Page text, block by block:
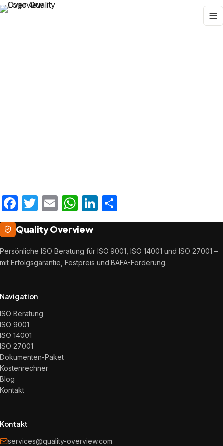
Facebook
Twitter
EmailWhatsApp
LinkedIn
Quality Overview
Persönliche ISO Beratung für ISO 9001, ISO 14001 und ISO 27001 –
mit Erfolgsgarantie, Festpreis und BAFA-Förderung.
Navigation
ISO Beratung
ISO 9001
ISO 14001
ISO 27001
Dokumenten-Paket
Kostenrechner
Blog
Kontakt
Kontakt
services@quality-overview.com